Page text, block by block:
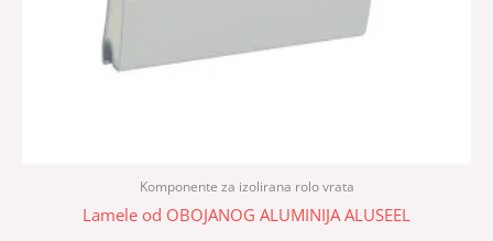
Komponente za izolirana rolo vrata
Lamele od OBOJANOG ALUMINIJA ALUSEEL